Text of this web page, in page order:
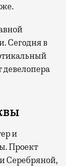
Сегодня в
и
Проект
Серебряной,